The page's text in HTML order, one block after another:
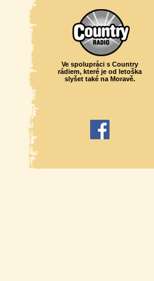
Ve spolupráci s Country
rádiem, které je od letoška
slyšet také na Moravě.